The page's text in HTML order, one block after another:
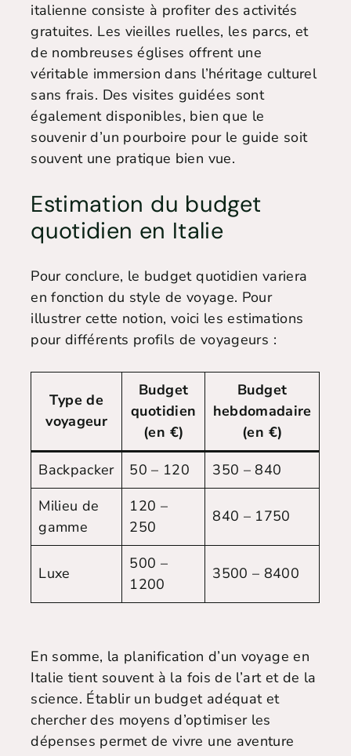
italienne consiste à profiter des activités
gratuites. Les vieilles ruelles, les parcs, et
de nombreuses églises offrent une
véritable immersion dans l’héritage culturel
sans frais. Des visites guidées sont
également disponibles, bien que le
souvenir d’un pourboire pour le guide soit
souvent une pratique bien vue.
Estimation du budget
quotidien en Italie
Pour conclure, le budget quotidien variera
en fonction du style de voyage. Pour
illustrer cette notion, voici les estimations
pour différents profils de voyageurs :
Type de
voyageur
Budget
quotidien
(en €)
Budget
hebdomadaire
(en €)
Backpacker
50 – 120
350 – 840
Milieu de
gamme
120 –
250
840 – 1750
Luxe
500 –
1200
3500 – 8400
En somme, la planification d’un voyage en
Italie tient souvent à la fois de l’art et de la
science. Établir un budget adéquat et
chercher des moyens d’optimiser les
dépenses permet de vivre une aventure